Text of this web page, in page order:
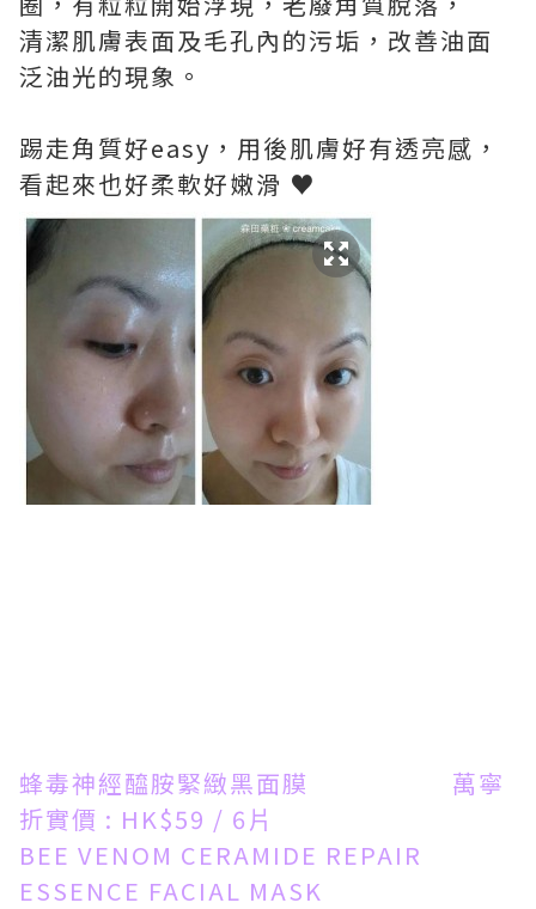
清潔肌膚表面及毛孔內的污垢，改善油面
泛油光的現象。
踢走角質好easy，用後肌膚好有透亮感，
看起來也好柔軟好嫩滑 ♥
蜂毒神經醯胺緊緻黑面膜 萬寧
折實價 : HK$59 / 6片
BEE VENOM CERAMIDE REPAIR
ESSENCE FACIAL MASK